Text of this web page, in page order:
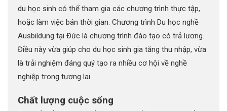
du học sinh có thể tham gia các chương trình thực tập,
hoặc làm việc bán thời gian. Chương trình Du học nghề
Ausbildung tại Đức là chương trình đào tạo có trả lương.
Điều này vừa giúp cho du học sinh gia tăng thu nhập, vừa
là trải nghiệm đáng quý tạo ra nhiều cơ hội về nghề
nghiệp trong tương lai.
Chất lượng cuộc sống